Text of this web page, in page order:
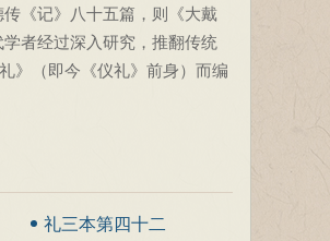
《记》八十五篇，则《大戴
者经过深入研究，推翻传统
》（即今《仪礼》前身）而编
礼三本第四十二